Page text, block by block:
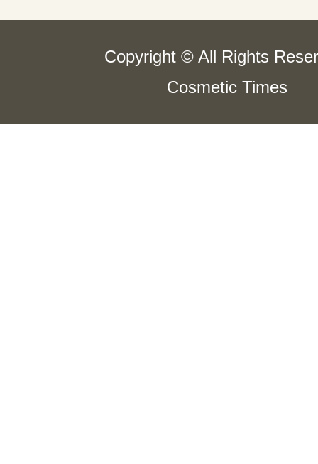
Copyright © All Rights
Cosmetic Times